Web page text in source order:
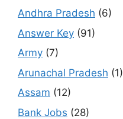
Andhra Pradesh (6)
Answer Key (91)
Army (7)
Arunachal Pradesh (1)
Assam (12)
Bank Jobs (28)